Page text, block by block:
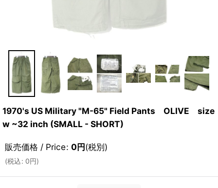
1970's US Military "M-65" Field Pants OLIVE size
w ~32 inch (SMALL - SHORT)
販売価格 / Price: 0円(税別)
(税込: 0円)